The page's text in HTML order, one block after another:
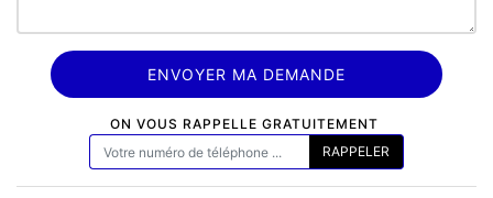
ON VOUS RAPPELLE GRATUITEMENT